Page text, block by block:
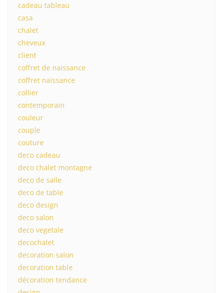
cadeau tableau
casa
chalet
cheveux
client
coffret de naissance
coffret naissance
collier
contemporain
couleur
couple
couture
deco cadeau
deco chalet montagne
deco de salle
deco de table
deco design
deco salon
deco vegetale
decochalet
decoration salon
decoration table
décoration tendance